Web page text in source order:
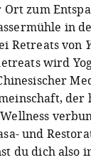
zum
in
Retreats von
wird
und
du dich also